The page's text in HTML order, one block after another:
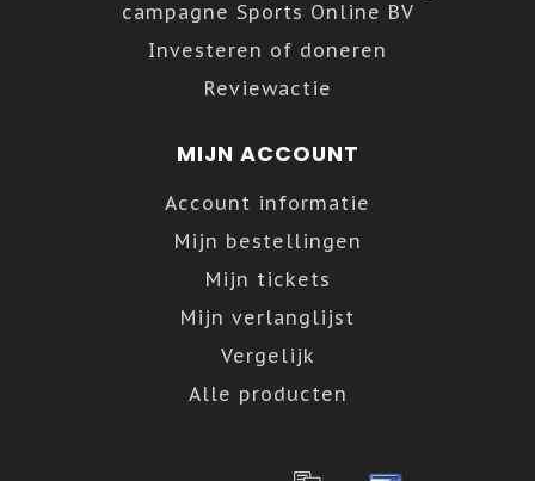
campagne Sports Online BV
Investeren of doneren
Reviewactie
MIJN ACCOUNT
Account informatie
Mijn bestellingen
Mijn tickets
Mijn verlanglijst
Vergelijk
Alle producten